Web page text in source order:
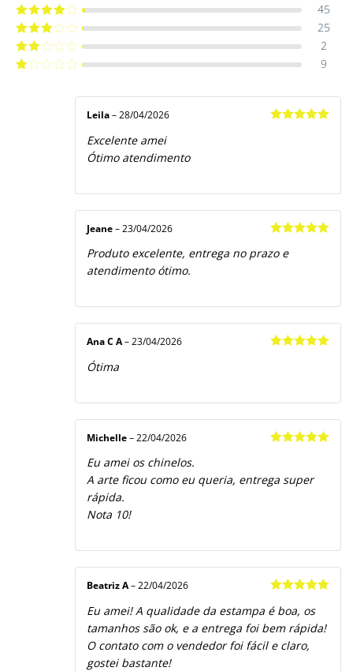
Avaliação5
Avaliação
45
Avaliação
25
Avaliação
2
9
Leila – 28/04/2026
Excelente amei
Ótimo atendimento
de 5
Jeane – 23/04/2026
Produto excelente, entrega no prazo e
atendimento ótimo.
Ana C A– 23/04/2026
Ótima
Michelle – 22/04/2026
Eu amei os chinelos.
A arte ficou como eu queria, entrega super
rápida.
Nota 10!
de 5
Beatriz A– 22/04/2026
Eu amei! A qualidade da estampa é boa, os
tamanhos são ok, e a entrega foi bem rápida!
O contato com o vendedor foi fácil e claro,
gostei bastante!